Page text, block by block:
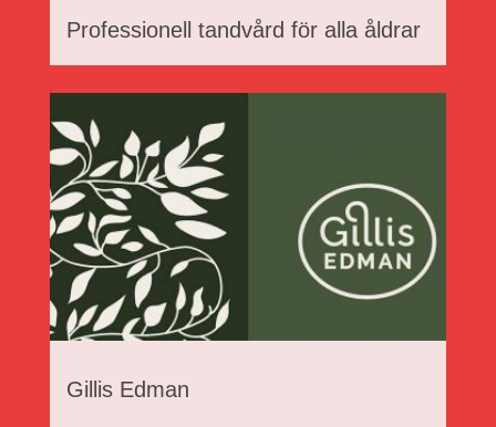
Professionell tandvård för alla åldrar
Gillis Edman